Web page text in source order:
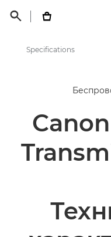
 
Цифровые камеры
Speedlite Transmitter
Specifications